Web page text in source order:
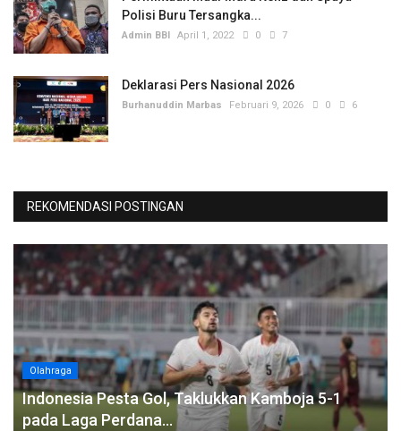
Polisi Buru Tersangka...
Admin BBI April 1, 2022 0 7
Deklarasi Pers Nasional 2026
Burhanuddin Marbas Februari 9, 2026 0 6
REKOMENDASI POSTINGAN
Olahraga
Indonesia Pesta Gol, Taklukkan Kamboja 5-1
pada Laga Perdana...